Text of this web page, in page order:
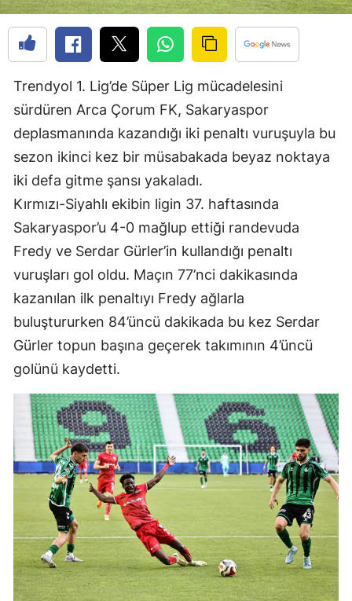
Eskişehir
Gaziantep
Gümüşhane
Hakkari
Hatay
Isparta
Mersin
İstanbul
İzmir
Kars
Kayseri
Kırklareli
Kırşehir
Kocaeli
Kütahya
Malatya
Trendyol 1. Lig’de Süper Lig mücadelesini
sürdüren Arca Çorum FK, Sakaryaspor
deplasmanında kazandığı iki penaltı vuruşuyla bu
sezon ikinci kez bir müsabakada beyaz noktaya
iki defa gitme şansı yakaladı.
Kırmızı-Siyahlı ekibin ligin 37. haftasında
Sakaryaspor’u 4-0 mağlup ettiği randevuda
Fredy ve Serdar Gürler’in kullandığı penaltı
vuruşları gol oldu. Maçın 77’nci dakikasında
kazanılan ilk penaltıyı Fredy ağlarla
buluştururken 84’üncü dakikada bu kez Serdar
Gürler topun başına geçerek takımının 4’üncü
golünü kaydetti.